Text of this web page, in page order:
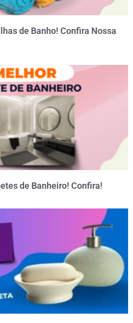
de Banho! Confira Nossa
de Banheiro! Confira!